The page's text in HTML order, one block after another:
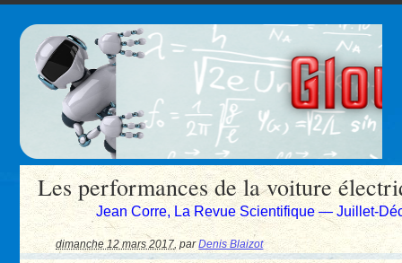
Les performances de la voiture
Jean Corre, La Revue Scientifique — Juillet-
dimanche 12 mars 2017 ,parDenis Blaizot